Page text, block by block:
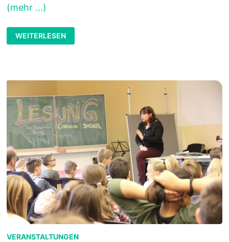
(mehr …)
LESELUST
„WORTLAUT“
–
RBG:
DES
LESENS
IN
RHEINLANDPFALZ
VOM
21.11.
26.11.21
WEITERLESEN
VERANSTALTUNGEN